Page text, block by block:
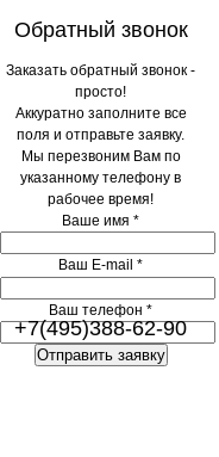
Обратный звонок
Заказать обратный звонок -
просто!
Аккуратно заполните все
поля и отправьте заявку.
Мы перезвоним Вам по
указанному телефону в
рабочее время!
Ваше имя *
Ваш E-mail*
Ваш телефон*
+7(495)388-62-90